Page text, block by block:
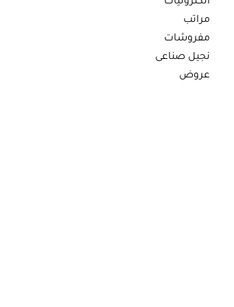
مراتب
مفروشات
نجيل صناعى
عروض